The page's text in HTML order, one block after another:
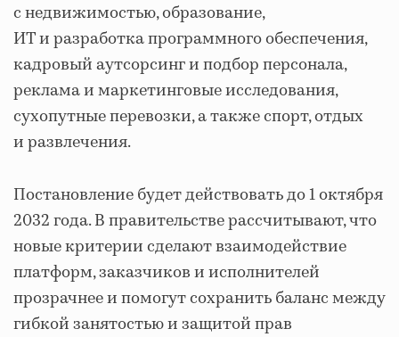
с недвижимостью, образование,
ИТ и разработка программного обеспечения,
кадровый аутсорсинг и подбор персонала,
реклама и маркетинговые исследования,
сухопутные перевозки, а также спорт, отдых
и развлечения.
Постановление будет действовать до 1 октября
2032 года. В правительстве рассчитывают, что
новые критерии сделают взаимодействие
платформ, заказчиков и исполнителей
прозрачнее и помогут сохранить баланс между
гибкой занятостью и защитой прав